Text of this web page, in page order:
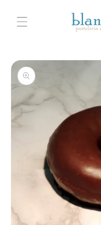
al contenido
directamente
a la
información
del producto